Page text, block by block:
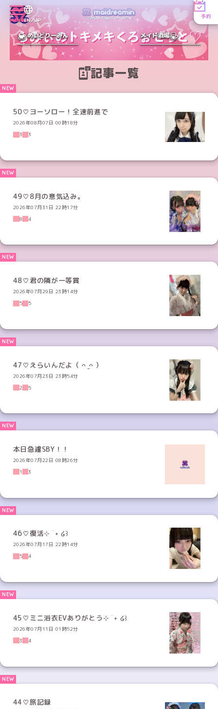
MENUEN／JP
予約
めいどりーみん メイド酒場
記事一覧
50♡ヨーソロー！全速前進で
2026年08月07日 00時18分
3
3
49♡8月の意気込み。
2026年07月31日 22時17分
8
4
48♡君の隣が一等賞
2026年07月29日 23時14分
5
5
47♡えらいんだよ（ ᴖ ̫ᴖ ）
2026年07月23日 23時54分
2
5
本日急遽SBY！！
2026年07月22日 08時26分
1
3
46♡復活⊹ ࣪ ˖ ໒꒱
2026年07月17日 22時14分
5
4
45♡ミニ浴衣EVありがとう⊹ ࣪ ˖ ໒꒱
2026年07月11日 01時52分
3
4
44♡旅記録